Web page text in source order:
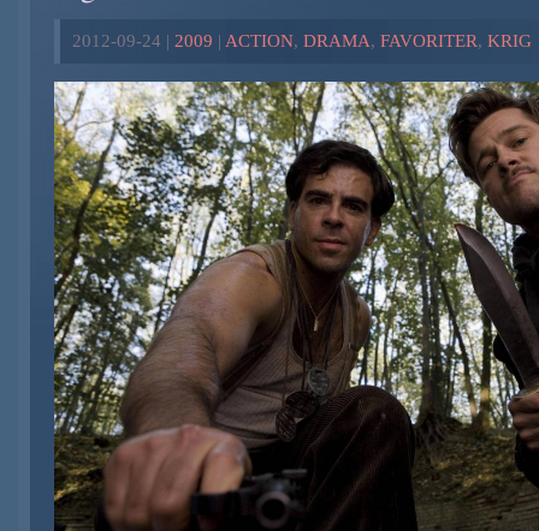
2012-09-24 | 2009 | ACTION, DRAMA, FAVORITER, KRIG